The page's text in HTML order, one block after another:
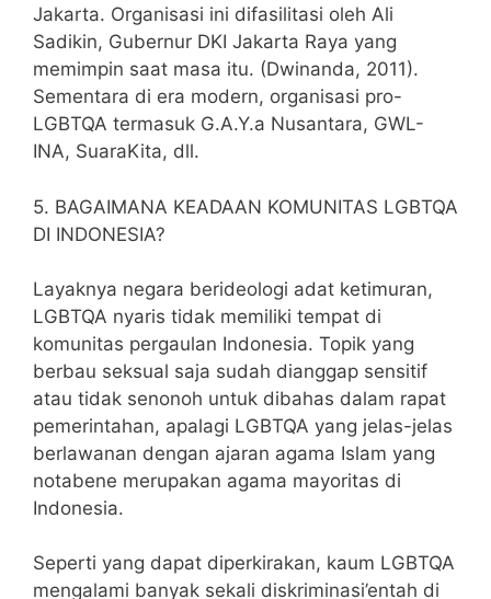
Jakarta. Organisasi ini difasilitasi oleh Ali
Sadikin, Gubernur DKI Jakarta Raya yang
memimpin saat masa itu. (Dwinanda, 2011).
Sementara di era modern, organisasi pro-
LGBTQA termasuk G.A.Y.a Nusantara, GWL-
INA, SuaraKita, dll.
5. BAGAIMANA KEADAAN KOMUNITAS LGBTQA
DI INDONESIA?
Layaknya negara berideologi adat ketimuran,
LGBTQA nyaris tidak memiliki tempat di
komunitas pergaulan Indonesia. Topik yang
berbau seksual saja sudah dianggap sensitif
atau tidak senonoh untuk dibahas dalam rapat
pemerintahan, apalagi LGBTQA yang jelas-jelas
berlawanan dengan ajaran agama Islam yang
notabene merupakan agama mayoritas di
Indonesia.
Seperti yang dapat diperkirakan, kaum LGBTQA
mengalami banyak sekali diskriminasi’entah di